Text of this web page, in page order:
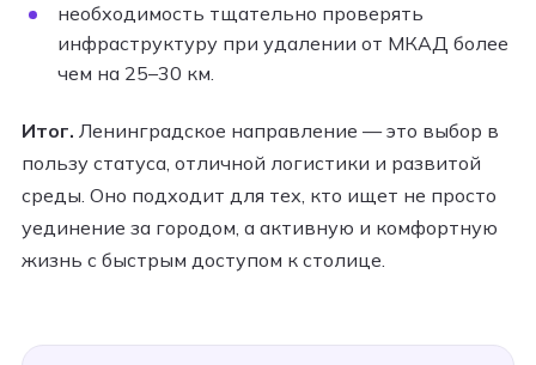
необходимость тщательно проверять
инфраструктуру при удалении от МКАД более
чем на 25–30 км.
Итог. Ленинградское направление — это выбор в
пользу статуса, отличной логистики и развитой
среды. Оно подходит для тех, кто ищет не просто
уединение за городом, а активную и комфортную
жизнь с быстрым доступом к столице.